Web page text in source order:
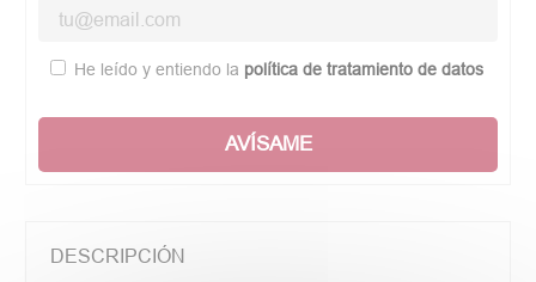
He leído y entiendo la política de tratamiento de datos
AVÍSAME
DESCRIPCIÓN